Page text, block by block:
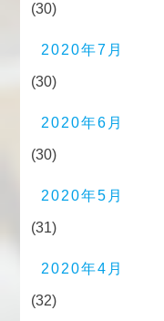
(30)
2020年7月
(30)
2020年6月
(30)
2020年5月
(31)
2020年4月
(32)